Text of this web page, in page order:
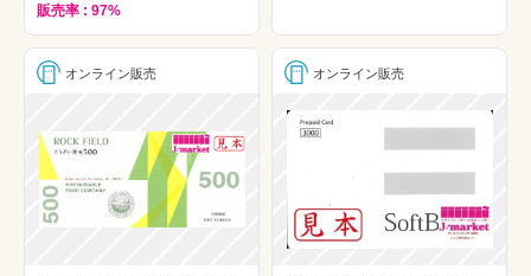
販売率 : 97%
オンライン販売 オンライン販売